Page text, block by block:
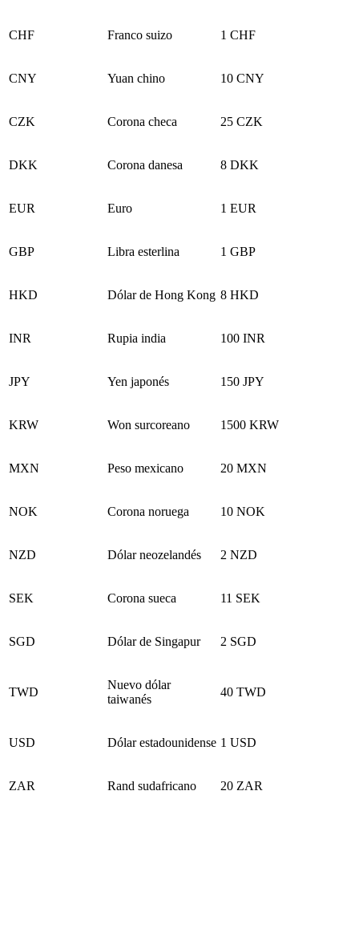
CHF Franco suizo 1 CHF
CNY Yuan chino 10 CNY
CZK Corona checa 25 CZK
DKK Corona danesa 8 DKK
EUR Euro 1 EUR
GBP Libra esterlina 1 GBP
HKD Dólar de Hong Kong 8 HKD
INR Rupia india 100 INR
JPY Yen japonés 150 JPY
KRW Won surcoreano 1500 KRW
MXN Peso mexicano 20 MXN
NOK Corona noruega 10 NOK
NZD Dólar neozelandés 2 NZD
SEK Corona sueca 11 SEK
SGD Dólar de Singapur 2 SGD
TWD
Nuevo dólar
taiwanés
40 TWD
USD Dólar estadounidense 1 USD
ZAR Rand sudafricano 20 ZAR